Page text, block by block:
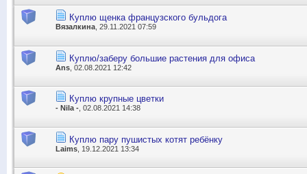
Куплю щенка французского бульдога
Вязалкина , 29.11.2021 07:59
Куплю/заберу большие растения для офиса
Ans , 02.08.2021 12:42
Куплю крупные цветки
- Nila - , 02.08.2021 14:38
Куплю пару пушистых котят ребёнку
Laims , 19.12.2021 13:34